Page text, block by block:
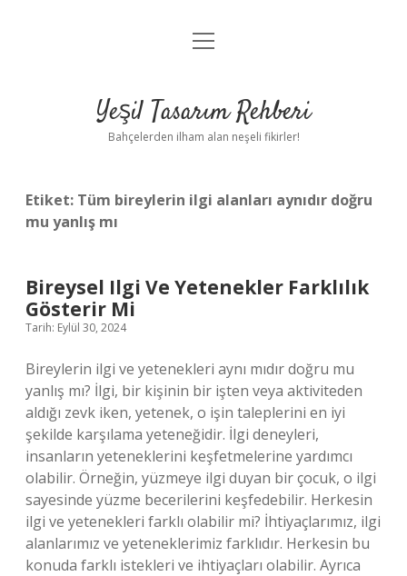
Anasayfa
Yasal Uyarı
menüyü
Yeşil Tasarım Rehberi
Bahçelerden ilham alan neşeli fikirler!
Etiket: Tüm bireylerin ilgi alanları aynıdır doğru
mu yanlış mı
Bireysel Ilgi Ve Yetenekler Farklılık
Gösterir Mi
Tarih: Eylül 30, 2024
Bireylerin ilgi ve yetenekleri aynı mıdır doğru mu
yanlış mı? İlgi, bir kişinin bir işten veya aktiviteden
aldığı zevk iken, yetenek, o işin taleplerini en iyi
şekilde karşılama yeteneğidir. İlgi deneyleri,
insanların yeteneklerini keşfetmelerine yardımcı
olabilir. Örneğin, yüzmeye ilgi duyan bir çocuk, o ilgi
sayesinde yüzme becerilerini keşfedebilir. Herkesin
ilgi ve yetenekleri farklı olabilir mi? İhtiyaçlarımız, ilgi
alanlarımız ve yeteneklerimiz farklıdır. Herkesin bu
konuda farklı istekleri ve ihtiyaçları olabilir. Ayrıca